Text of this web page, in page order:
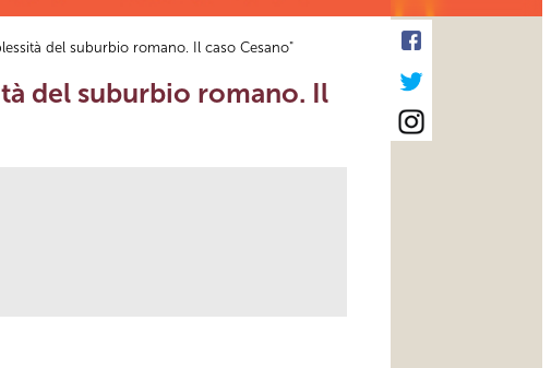
del suburbio romano. Il caso Cesano"
del suburbio romano. Il